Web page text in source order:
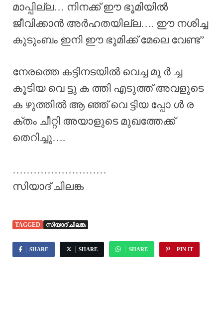
മാപ്പില്ല… നിനക്ക് ഈ ഭൂമിയിൽ
ജീവിക്കാൻ അർഹതയില്ല…. ഈ നശിച്ച
കുടുംബം ഇനി ഈ ഭൂമിക്ക് മേലെ വേണ്ട”
നേരത്തെ കട്ടിനടയിൽ വെച്ച മൂ ർ ച്ച
കൂടിയ വെ ട്ടു ക ത്തി എടുത്ത് അവളുടെ
ക ഴുത്തിൽ ആ ഞ്ഞ് വെ ട്ടിയ പ്പോ ൾ ര
ക്തം ചീറ്റി അയാളുടെ മുഖത്തേക്ക്
തെറിച്ചു….
………………………
സിയാദ് ചിലങ്ക
TAGGED സിയാദ് ചിലങ്ക
SHARE SHARE SHARE PIN IT